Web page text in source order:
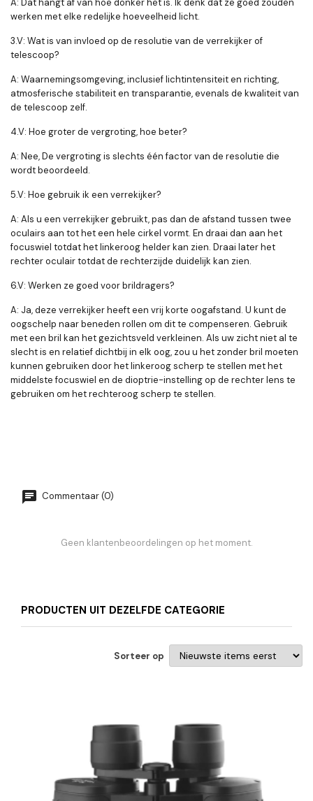
A: Dat hangt af van hoe donker het is. Ik denk dat ze goed zouden
werken met elke redelijke hoeveelheid licht.
3.V: Wat is van invloed op de resolutie van de verrekijker of
telescoop?
A: Waarnemingsomgeving, inclusief lichtintensiteit en richting,
atmosferische stabiliteit en transparantie, evenals de kwaliteit van
de telescoop zelf.
4.V: Hoe groter de vergroting, hoe beter?
A: Nee, De vergroting is slechts één factor van de resolutie die
wordt beoordeeld.
5.V: Hoe gebruik ik een verrekijker?
A: Als u een verrekijker gebruikt, pas dan de afstand tussen twee
oculairs aan tot het een hele cirkel vormt. En draai dan aan het
focuswiel totdat het linkeroog helder kan zien. Draai later het
rechter oculair totdat de rechterzijde duidelijk kan zien.
6.V: Werken ze goed voor brildragers?
A: Ja, deze verrekijker heeft een vrij korte oogafstand. U kunt de
oogschelp naar beneden rollen om dit te compenseren. Gebruik
met een bril kan het gezichtsveld verkleinen. Als uw zicht niet al te
slecht is en relatief dichtbij in elk oog, zou u het zonder bril moeten
kunnen gebruiken door het linkeroog scherp te stellen met het
middelste focuswiel en de dioptrie-instelling op de rechter lens te
gebruiken om het rechteroog scherp te stellen.
Commentaar (0)
Geen klantenbeoordelingen op het moment.
PRODUCTEN UIT DEZELFDE CATEGORIE
Sorteer op